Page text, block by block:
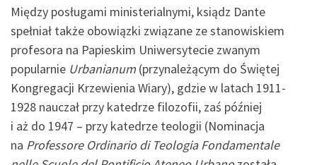
Między posługami ministerialnymi, ksiądz Dante
spełniał także obowiązki związane ze stanowiskiem
profesora na Papieskim Uniwersytecie zwanym
popularnie Urbanianum (przynależącym do Świętej
Kongregacji Krzewienia Wiary), gdzie w latach 1911-
1928 nauczał przy katedrze filozofii, zaś później
i aż do 1947 – przy katedrze teologii (Nominacja
na Professore Ordinario di Teologia Fondamentale